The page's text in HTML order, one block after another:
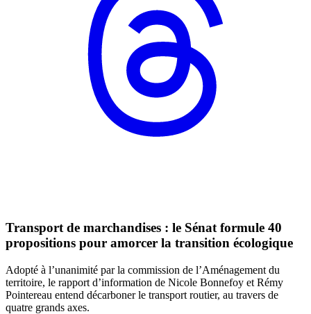
Transport de marchandises : le Sénat formule 40
propositions pour amorcer la transition écologique
Adopté à l’unanimité par la commission de l’Aménagement du
territoire, le rapport d’information de Nicole Bonnefoy et Rémy
Pointereau entend décarboner le transport routier, au travers de
quatre grands axes.